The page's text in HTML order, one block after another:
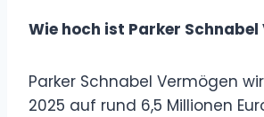
Wie hoch ist Parker Schnabel
Parker Schnabel Vermögen
2025 auf rund 6,5 Millionen